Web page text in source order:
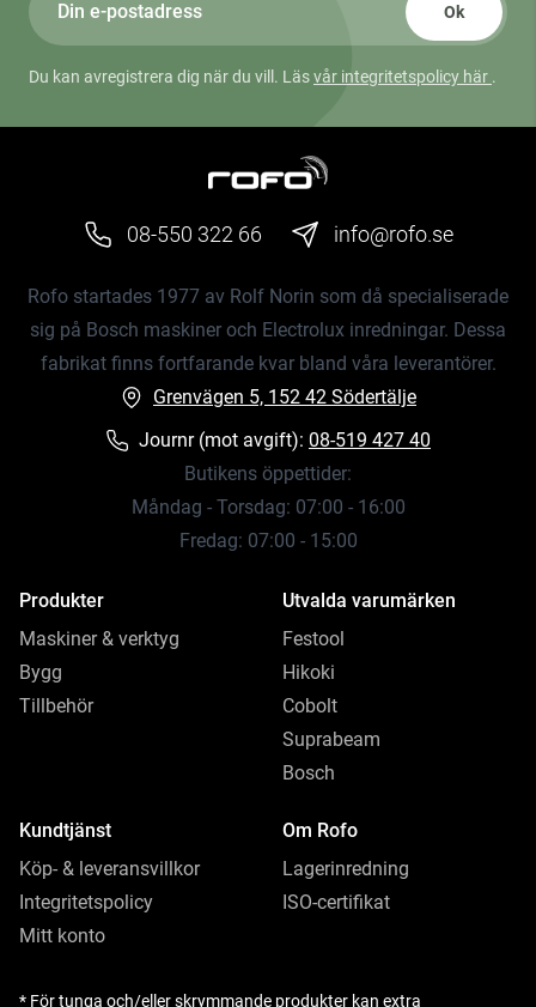
Ok
Du kan avregistrera dig när du vill. Läsvår integritetspolicy här .
08-550 322 66 info@rofo.se
Rofo startades 1977 av Rolf Norin som då specialiserade
sig på Bosch maskiner och Electrolux inredningar. Dessa
fabrikat finns fortfarande kvar bland våra leverantörer.
Grenvägen 5, 152 42 Södertälje
Journr (mot avgift): 08-519 427 40
Butikens öppettider:
Måndag - Torsdag: 07:00 - 16:00
Fredag: 07:00 - 15:00
Produkter
Maskiner & verktyg
Bygg
Tillbehör
Utvalda varumärken
Festool
Hikoki
Cobolt
Suprabeam
Bosch
Kundtjänst
Köp- & leveransvillkor
Integritetspolicy
Mitt konto
Om Rofo
Lagerinredning
ISO-certifikat
* För tunga och/eller skrymmande produkter kan extra